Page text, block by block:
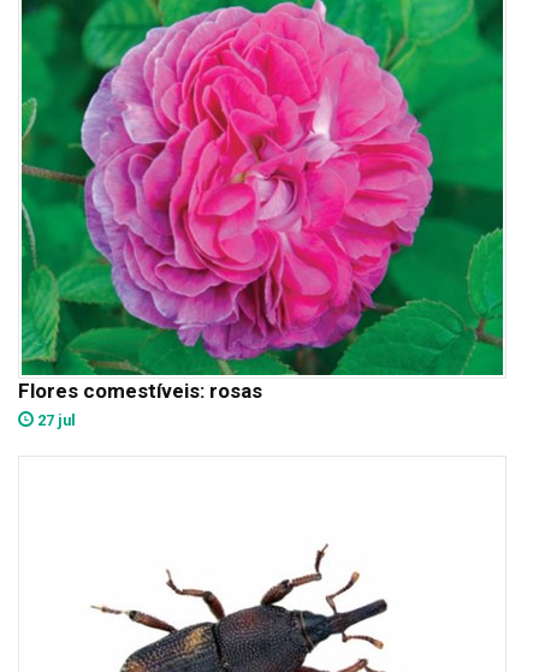
Flores comestíveis: rosas
27 jul